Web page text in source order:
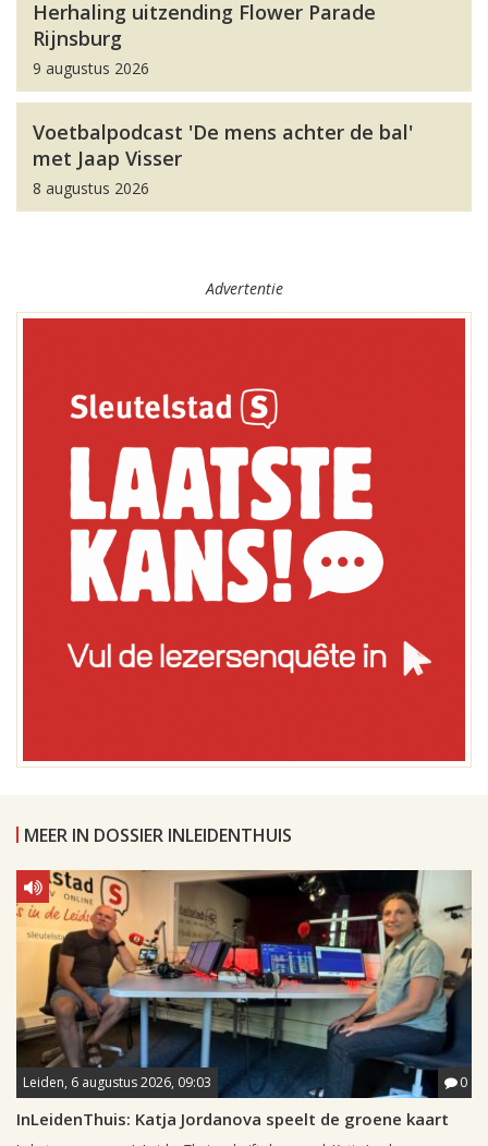
Herhaling uitzending Flower Parade
Rijnsburg
9 augustus 2026
Voetbalpodcast 'De mens achter de bal'
met Jaap Visser
8 augustus 2026
Advertentie
MEER IN DOSSIER INLEIDENTHUIS
Leiden, 6 augustus 2026, 09:03 0
InLeidenThuis: Katja Jordanova speelt de groene kaart